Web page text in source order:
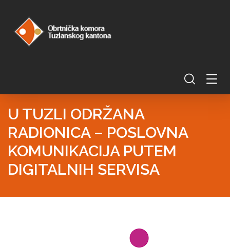
U TUZLI ODRŽANA
RADIONICA – POSLOVNA
KOMUNIKACIJA PUTEM
DIGITALNIH SERVISA